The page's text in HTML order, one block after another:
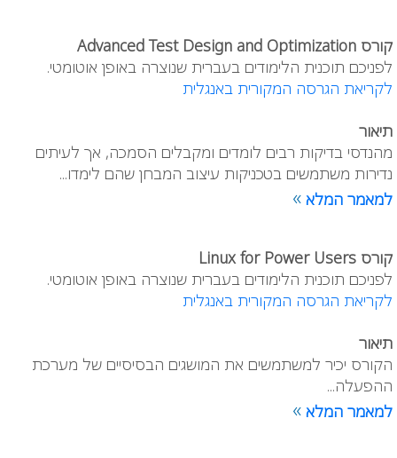
קורס Advanced Test Design and Optimization
לפניכם תוכנית הלימודים בעברית שנוצרה באופן אוטומטי.
לקריאת הגרסה המקורית באנגלית
תיאור
מהנדסי בדיקות רבים לומדים ומקבלים הסמכה, אך לעיתים
נדירות משתמשים בטכניקות עיצוב המבחן שהם לימדו...
למאמר המלא »
קורס Linux for Power Users
לפניכם תוכנית הלימודים בעברית שנוצרה באופן אוטומטי.
לקריאת הגרסה המקורית באנגלית
תיאור
הקורס יכיר למשתמשים את המושגים הבסיסיים של מערכת
ההפעלה...
למאמר המלא »